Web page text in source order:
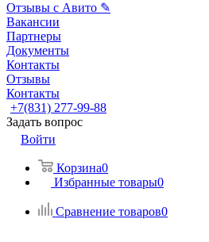
Отзывы с Авито ✎
Вакансии
Партнеры
Документы
Контакты
Отзывы
Контакты
+7(831) 277-99-88
Задать вопрос
Войти
Корзина0
Избранные товары0
Сравнение товаров0